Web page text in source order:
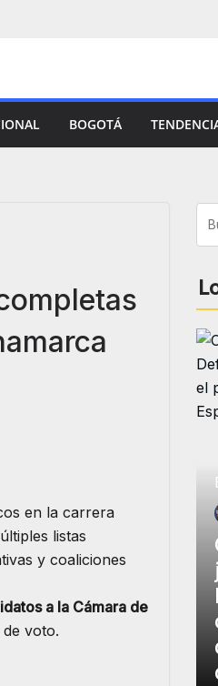
BOGOTÁ
en la carrera
listas
y coaliciones
a la Cámara de
voto.